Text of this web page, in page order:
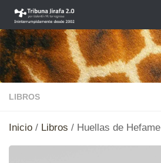
Saltar al contenido
LIBROS
Inicio / Libros / Huellas de Hefame